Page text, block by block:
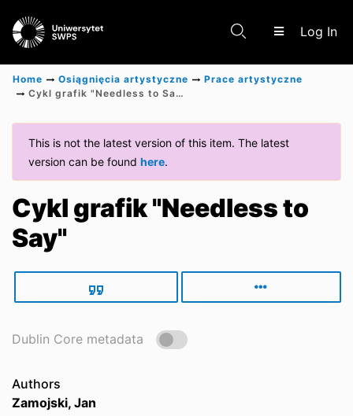
Log In
Scientific research results
Home Osiągnięcia artystyczne
Prace artystyczne
Cykl grafik "Needless to Say"
This is not the latest version of this item. The latest
version can be found here.
Cykl grafik "Needless to
Say"
Dublin Core metadata
Authors
Zamojski, Jan